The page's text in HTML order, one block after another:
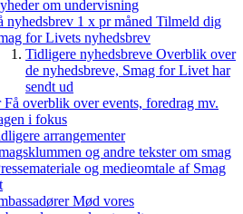
om undervisning
nyhedsbrev 1 x pr måned Tilmeld dig
for Livets nyhedsbrev
Tidligere nyhedsbreve Overblik over
de nyhedsbreve, Smag for Livet har
sendt ud
Få overblik over events, foredrag mv.
i fokus
arrangementer
og andre tekster om smag
og medieomtale af Smag
Mød vores